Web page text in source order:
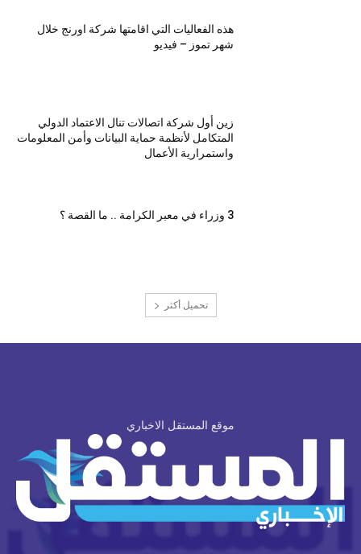
هذه الفعاليات التي اقامتها شركة اورنج خلال
شهر تموز – فيديو
زين أول شركة اتصالات تنال الاعتماد الدولي
المتكامل لأنظمة حماية البيانات وأمن المعلومات
واستمرارية الأعمال
3 وزراء في معبر الكرامة .. ما القصة ؟
تحميل أكثر
موقع المستقل الاخباري